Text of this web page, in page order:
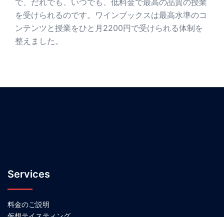
を受けられるのです。ワインブックスは最高水準のコ
ンテンツと授業をひと月2200円で受けられる体制を
整えました。
Services
料金のご説明